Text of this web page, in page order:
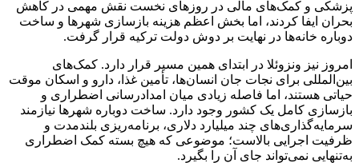
پزشکی و کمک‌های مالی در روزهای نخست نقش مهمی در کاهش
بحران ایفا کردند، اما بخش اعظم هزینه بازسازی شهرها و ساخت
دوباره خانه‌ها در نهایت بر دوش دولت ترکیه قرار گرفت.
امروز نیز ونزوئلا در ابتدای همین مسیر قرار دارد. کمک‌های
بین‌المللی برای نجات جان انسان‌ها، تأمین غذا، دارو و اسکان موقت
حیاتی هستند، اما فاصله زیادی میان امدادرسانی اضطراری و
بازسازی کامل یک کشور وجود دارد. ساخت دوباره شهرها نیازمند
سرمایه‌گذاری‌های چند میلیارد دلاری، برنامه‌ریزی بلندمدت و
ظرفیت اجرایی بالاست؛ موضوعی که هیچ بسته کمک اضطراری
به‌تنهایی نمی‌تواند جای آن را بگیرد.